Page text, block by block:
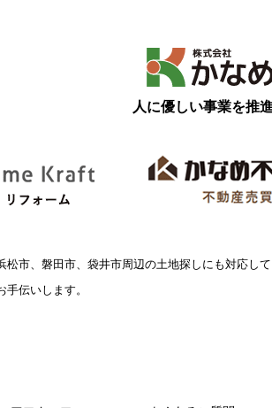
人に優しい事業を推
松市、磐田市、袋井市周辺の土地探しにも対応
伝いします。